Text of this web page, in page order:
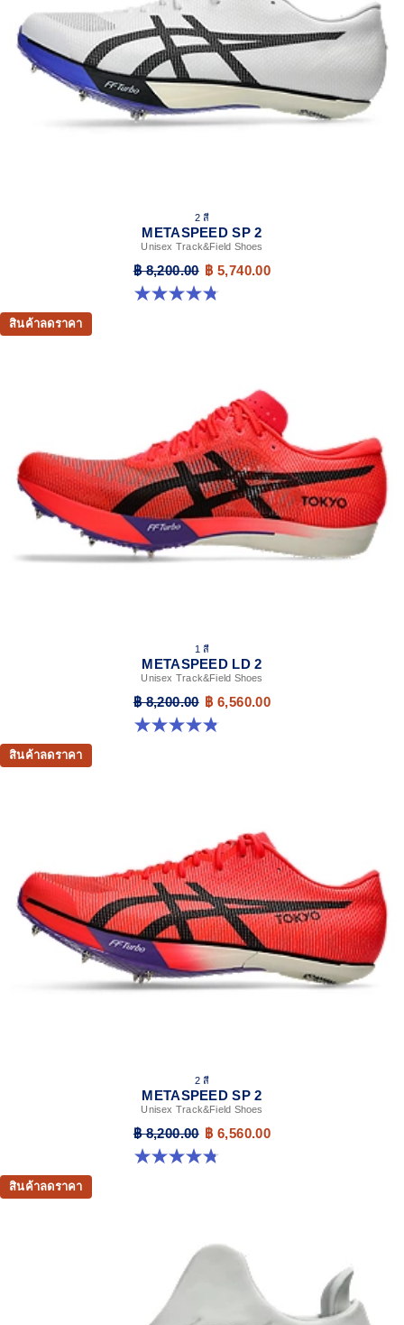
2 สี
METASPEED SP 2
Unisex Track&Field Shoes
฿ 8,200.00 ฿ 5,740.00
4.8 จาก 5 ดาว 78 รีวิว
สินค้าลดราคา
1 สี
METASPEED LD 2
Unisex Track&Field Shoes
฿ 8,200.00 ฿ 6,560.00
4.9 จาก 5 ดาว 7 รีวิว
สินค้าลดราคา
2 สี
METASPEED SP 2
Unisex Track&Field Shoes
฿ 8,200.00 ฿ 6,560.00
4.8 จาก 5 ดาว 78 รีวิว
สินค้าลดราคา